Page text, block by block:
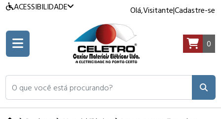
ACESSIBILIDADE Olá,Visitante|Cadastre-se
O que você está procurando?
0